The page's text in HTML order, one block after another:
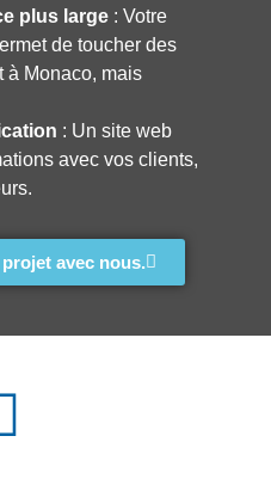
plus large : Votre
de toucher des
à Monaco, mais
: Un site web
avec vos clients,
avec nous.